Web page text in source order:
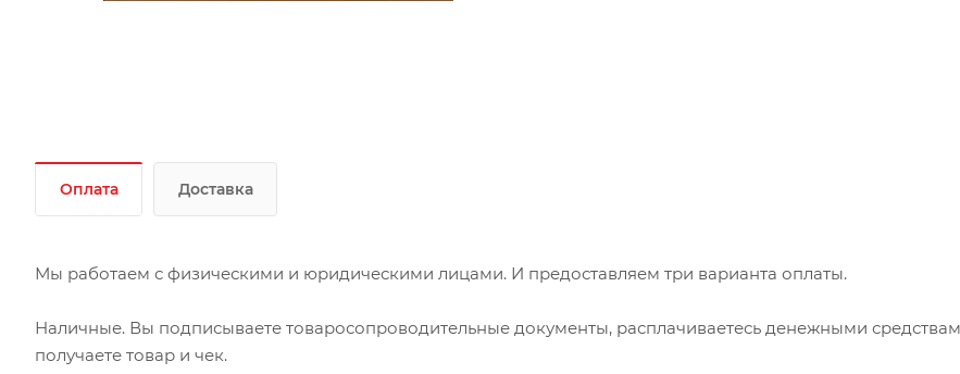
Оплата Доставка
Мы работаем с физическими и юридическими лицами. И предоставляем три варианта оплаты.
Наличные. Вы подписываете товаросопроводительные документы, расплачиваетесь денежными
получаете товар и чек.